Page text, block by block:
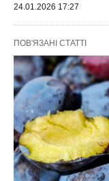
Для тих, хто
найнадійніших
літа. Кущі
плоди
Санька часто